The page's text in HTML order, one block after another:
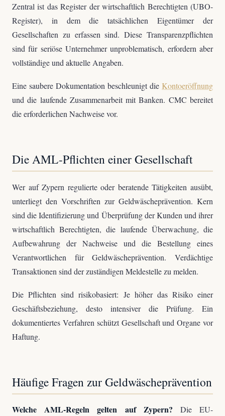
Zentral ist das Register der wirtschaftlich Berechtigten (UBO-
Register), in dem die tatsächlichen Eigentümer der
Gesellschaften zu erfassen sind. Diese Transparenzpflichten
sind für seriöse Unternehmer unproblematisch, erfordern aber
vollständige und aktuelle Angaben.
Eine saubere Dokumentation beschleunigt die Kontoeröffnung
und die laufende Zusammenarbeit mit Banken. CMC bereitet
die erforderlichen Nachweise vor.
Die AML-Pflichten einer Gesellschaft
Wer auf Zypern regulierte oder beratende Tätigkeiten ausübt,
unterliegt den Vorschriften zur Geldwäscheprävention. Kern
sind die Identifizierung und Überprüfung der Kunden und ihrer
wirtschaftlich Berechtigten, die laufende Überwachung, die
Aufbewahrung der Nachweise und die Bestellung eines
Verantwortlichen für Geldwäscheprävention. Verdächtige
Transaktionen sind der zuständigen Meldestelle zu melden.
Die Pflichten sind risikobasiert: Je höher das Risiko einer
Geschäftsbeziehung, desto intensiver die Prüfung. Ein
dokumentiertes Verfahren schützt Gesellschaft und Organe vor
Haftung.
Häufige Fragen zur Geldwäscheprävention
Welche AML-Regeln gelten auf Zypern? Die EU-